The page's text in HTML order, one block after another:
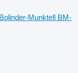
Munktell BM-